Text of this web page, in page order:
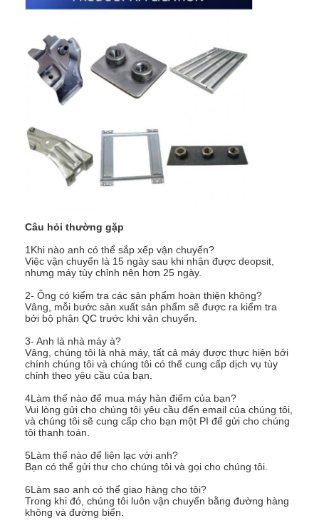
Câu hỏi thường gặp
1Khi nào anh có thể sắp xếp vận chuyển?
Việc vận chuyển là 15 ngày sau khi nhận được deopsit,
nhưng máy tùy chỉnh nên hơn 25 ngày.
2- Ông có kiểm tra các sản phẩm hoàn thiện không?
Vâng, mỗi bước sản xuất sản phẩm sẽ được ra kiểm tra
bởi bộ phận QC trước khi vận chuyển.
3- Anh là nhà máy à?
Vâng, chúng tôi là nhà máy, tất cả máy được thực hiện bởi
chính chúng tôi và chúng tôi có thể cung cấp dịch vụ tùy
chỉnh theo yêu cầu của bạn.
4Làm thế nào để mua máy hàn điểm của bạn?
Vui lòng gửi cho chúng tôi yêu cầu đến email của chúng tôi,
và chúng tôi sẽ cung cấp cho bạn một PI để gửi cho chúng
tôi thanh toán.
5Làm thế nào để liên lạc với anh?
Bạn có thể gửi thư cho chúng tôi và gọi cho chúng tôi.
6Làm sao anh có thể giao hàng cho tôi?
Trong khi đó, chúng tôi luôn vận chuyển bằng đường hàng
không và đường biển.